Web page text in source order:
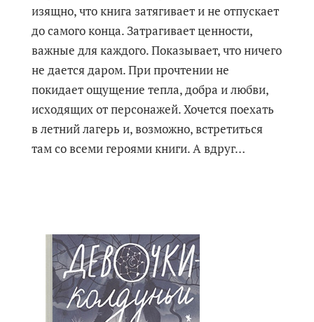
изящно, что книга затягивает и не отпускает
до самого конца. Затрагивает ценности,
важные для каждого. Показывает, что ничего
не дается даром. При прочтении не
покидает ощущение тепла, добра и любви,
исходящих от персонажей. Хочется поехать
в летний лагерь и, возможно, встретиться
там со всеми героями книги. А вдруг…